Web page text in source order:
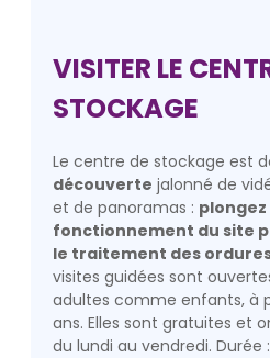
VISITER LE
STOCKAGE
Le centre de stockage est
découverte jalonné de
et de panoramas :
fonctionnement du site
le traitement des
visites guidées sont
adultes comme enfants, à
ans. Elles sont gratuites et
du lundi au vendredi. Durée